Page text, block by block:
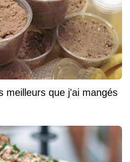
meilleurs que j'ai mangés